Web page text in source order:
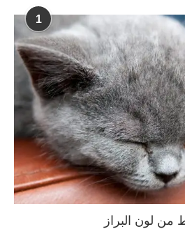
1
لون البراز